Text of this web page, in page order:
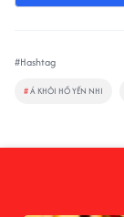
#Hashtag
#Á KHÔI HỒ YẾN NHI